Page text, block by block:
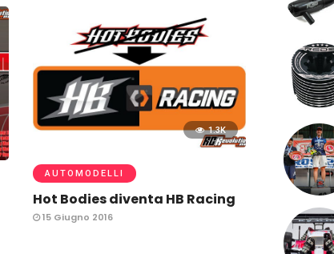
1.3K
AUTOMODELLI
Hot Bodies diventa HB Racing
15 Giugno 2016